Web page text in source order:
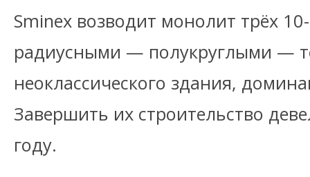
Sminex возводит монолит трёх
радиусными — полукруглыми —
неоклассического здания,
Завершить их строительство
году.